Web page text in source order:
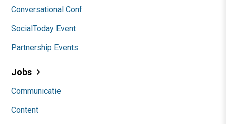
Conversational Conf.
SocialToday Event
Partnership Events
Jobs
Communicatie
Content